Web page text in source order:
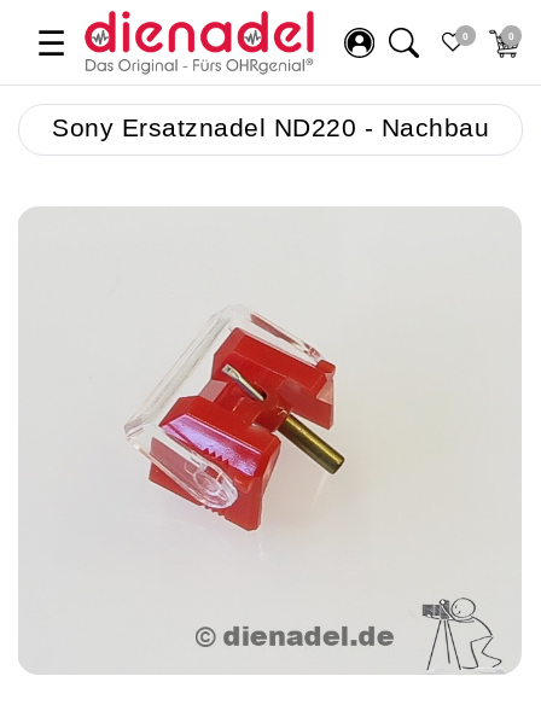
☰ 0 0
Sony Ersatznadel ND220 - Nachbau